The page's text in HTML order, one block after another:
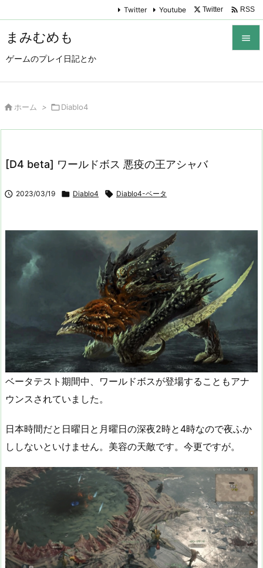
まみむめも
ゲームのプレイ日記とか

Twitter Youtube Twitter  RSS
 ホーム > Diablo4
[D4 beta] ワールドボス 悪疫の王アシャバ
 2023/03/19  Diablo4  Diablo4-ベータ
ベータテスト期間中、ワールドボスが登場することもアナ
ウンスされていました。
日本時間だと日曜日と月曜日の深夜2時と4時なので夜ふか
ししないといけません。美容の天敵です。今更ですが。